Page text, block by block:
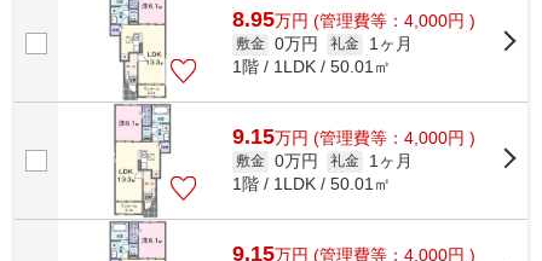
8.95万円 (管理費等：4,000円 )
敷金 0万円 礼金
1ヶ月
1階 / 1LDK / 50.01㎡
9.15万円 (管理費等：4,000円 )
敷金 0万円 礼金
1ヶ月
1階 / 1LDK / 50.01㎡
9.15万円 (管理費等：4,000円 )